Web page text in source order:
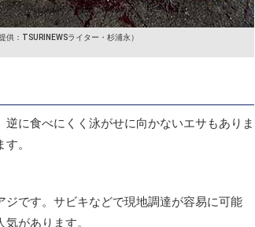
提供：TSURINEWSライター・杉浦永）
に食べにくく泳がせに向かないエサもありま
。
です。サビキなどで現地調達が容易に可能
があります。